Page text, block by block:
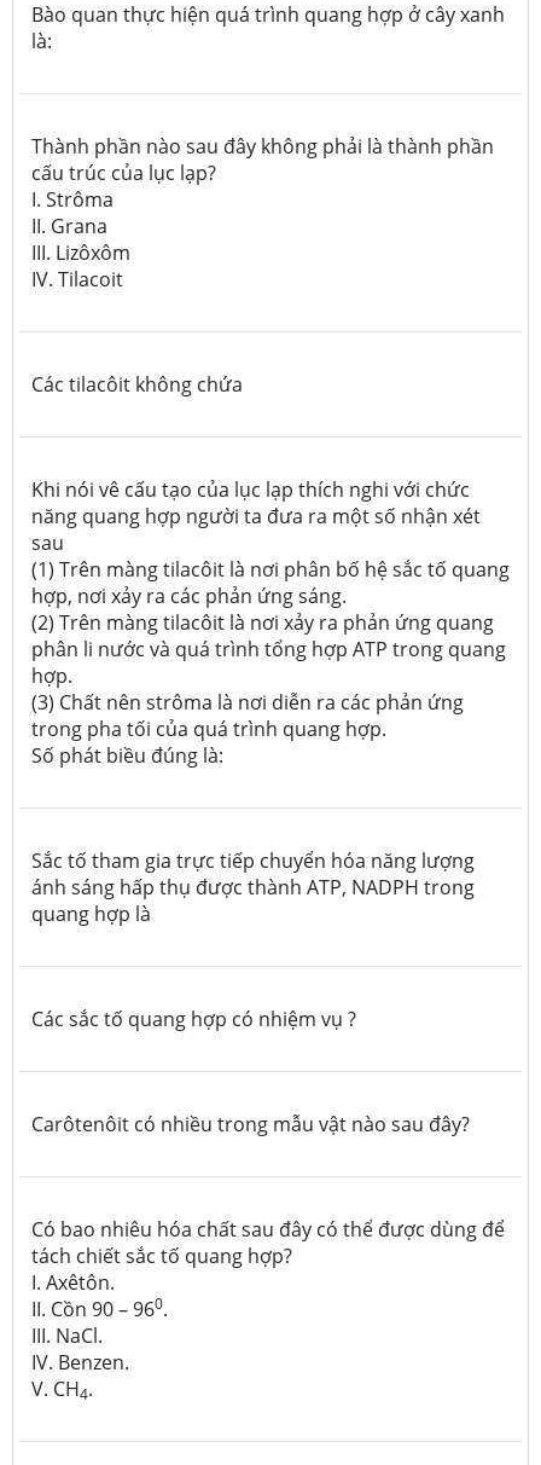
Bào quan thực hiện quá trình quang hợp ở cây xanh
là:
Thành phần nào sau đây không phải là thành phần
cấu trúc của lục lạp?
I. Strôma
II. Grana
III. Lizôxôm
IV. Tilacoit
Các tilacôit không chứa
Khi nói vê cấu tạo của lục lạp thích nghi với chức
năng quang hợp người ta đưa ra một số nhận xét
sau
(1) Trên màng tilacôit là nơi phân bố hệ sắc tố quang
hợp, nơi xảy ra các phản ứng sáng.
(2) Trên màng tilacôit là nơi xảy ra phản ứng quang
phân li nước và quá trình tổng hợp ATP trong quang
hợp.
(3) Chất nên strôma là nơi diễn ra các phản ứng
trong pha tối của quá trình quang hợp.
Số phát biều đúng là:
Sắc tố tham gia trực tiếp chuyển hóa năng lượng
ánh sáng hấp thụ được thành ATP, NADPH trong
quang hợp là
Các sắc tố quang hợp có nhiệm vụ ?
Carôtenôit có nhiều trong mẫu vật nào sau đây?
Có bao nhiêu hóa chất sau đây có thể được dùng để
tách chiết sắc tố quang hợp?
I. Axêtôn.
II. Cồn 90 – 960.
III. NaCl.
IV. Benzen.
V. CH4.